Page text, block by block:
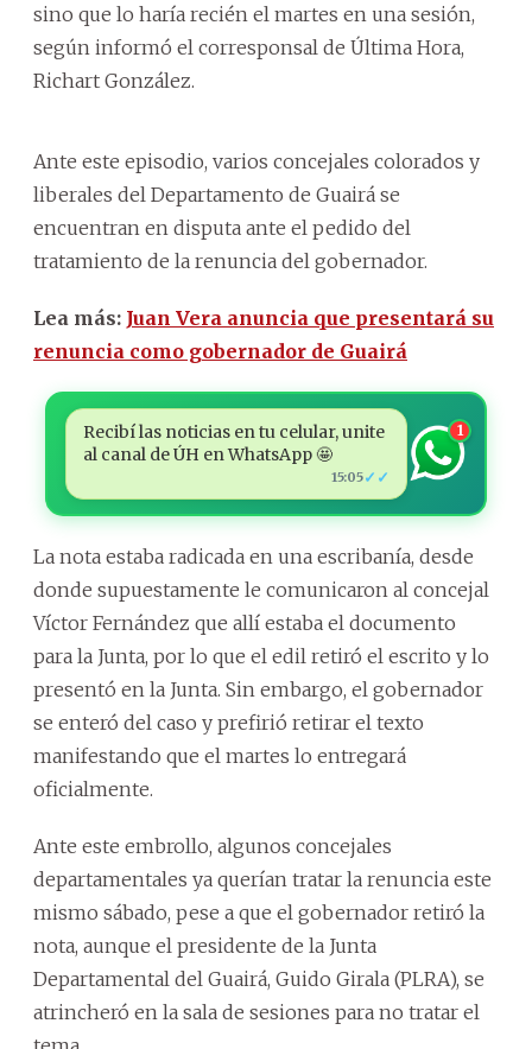
sino que lo haría recién el martes en una sesión,
según informó el corresponsal de Última Hora,
Richart González.
Ante este episodio, varios concejales colorados y
liberales del Departamento de Guairá se
encuentran en disputa ante el pedido del
tratamiento de la renuncia del gobernador.
Lea más: Juan Vera anuncia que presentará su
renuncia como gobernador de Guairá
Recibí las noticias en tu celular, unite
al canal de ÚH en WhatsApp 🤩
15:05✓✓
1
La nota estaba radicada en una escribanía, desde
donde supuestamente le comunicaron al concejal
Víctor Fernández que allí estaba el documento
para la Junta, por lo que el edil retiró el escrito y lo
presentó en la Junta. Sin embargo, el gobernador
se enteró del caso y prefirió retirar el texto
manifestando que el martes lo entregará
oficialmente.
Ante este embrollo, algunos concejales
departamentales ya querían tratar la renuncia este
mismo sábado, pese a que el gobernador retiró la
nota, aunque el presidente de la Junta
Departamental del Guairá, Guido Girala (PLRA), se
atrincheró en la sala de sesiones para no tratar el